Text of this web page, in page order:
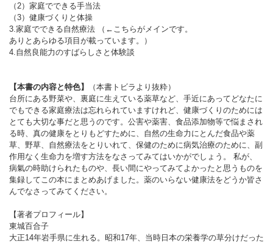
（2）家庭でできる手当法
（3）健康づくりと体操
3.家庭でできる自然療法 （←こちらがメインです。
ありとあらゆる項目が載っています。）
4.自然良能力のすばらしさと体験談
【本書の内容と特色】
（本書トビラより抜粋）
台所にある野菜や、裏庭に生えている薬草など、手近にあってどなたに
でもできる家庭療法は忘れられていますけれど、健康づくりのためには
とても大切な事だと思うのです。公害や薬害、食品添加物等で悩まされ
る時、真の健康をとりもどすために、自然の生命力にとんだ食品や薬
草、野草、自然療法をとりいれて、保健のために病気治療のために、副
作用なく生命力を増す方法をなさってみてはいかがでしょう。 私が、
病氣の時助けられたものや、長い間にやってみてよかったと思うものを
集録してこの本にまとめあげました。薬のいらない健康法をどうか皆さ
んでなさってみてください。
【著者プロフィール】
東城百合子
大正14年岩手県に生れる。昭和17年、当時日本の栄養学の草分けだった